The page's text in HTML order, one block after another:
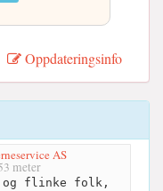
Oppdateringsinfo
AS
meter
og flinke folk,